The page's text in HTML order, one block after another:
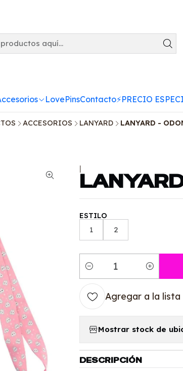
LovePinsContacto⚡️PRECIO
ACCESORIOS LANYARD LANYARD -
|
ESTILO
1 2
Cantidad
Agregar a la
Mostrar stock de
DESCRIPCIÓN